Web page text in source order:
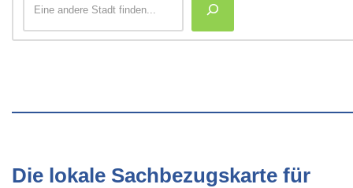
Die lokale Sachbezugskarte für